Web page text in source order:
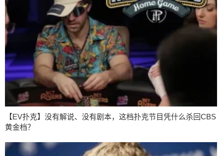
【EV扑克】没有解说、没有剧本，这档扑克节目凭什么杀回CBS
黄金档？